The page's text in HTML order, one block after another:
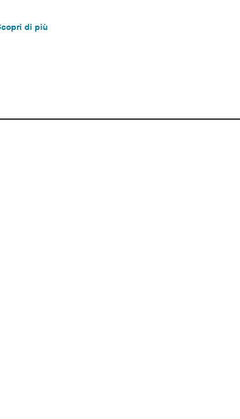
di più